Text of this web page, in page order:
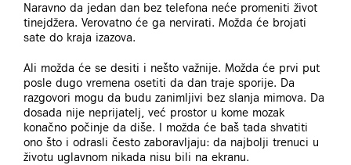
Naravno da jedan dan bez telefona neće promeniti život
tinejdžera. Verovatno će ga nervirati. Možda će brojati
sate do kraja izazova.
Ali možda će se desiti i nešto važnije. Možda će prvi put
posle dugo vremena osetiti da dan traje sporije. Da
razgovori mogu da budu zanimljivi bez slanja mimova. Da
dosada nije neprijatelj, već prostor u kome mozak
konačno počinje da diše. I možda će baš tada shvatiti
ono što i odrasli često zaboravljaju: da najbolji trenuci u
životu uglavnom nikada nisu bili na ekranu.